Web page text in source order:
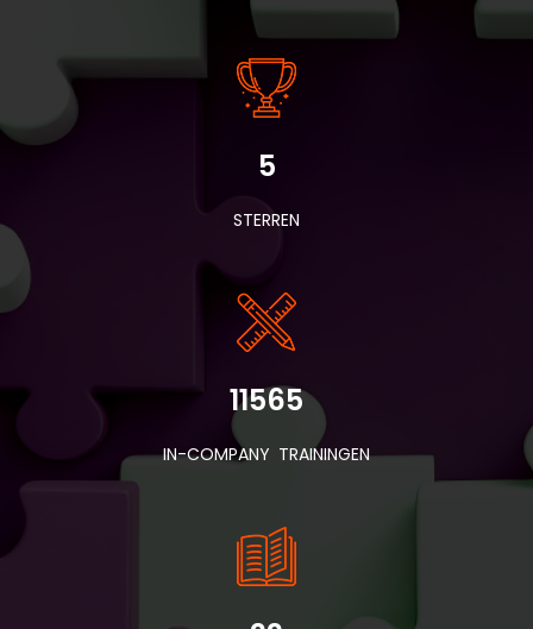
5
STERREN
11565
IN-COMPANY TRAININGEN